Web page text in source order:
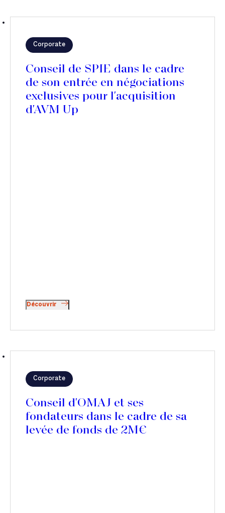
Corporate
Conseil de SPIE dans le cadre
de son entrée en négociations
exclusives pour l'acquisition
d'AVM Up
Découvrir
Corporate
Conseil d'OMAJ et ses
fondateurs dans le cadre de sa
levée de fonds de 2M€